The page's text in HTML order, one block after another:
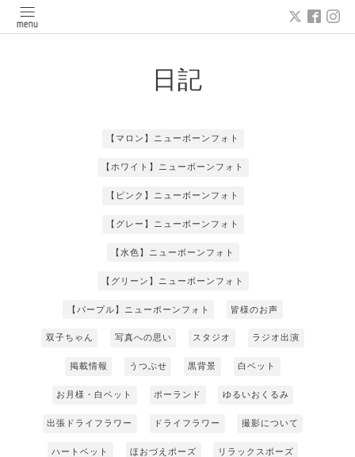
日記
【マロン】ニューボーンフォト
【ホワイト】ニューボーンフォト
【ピンク】ニューボーンフォト
【グレー】ニューボーンフォト
【水色】ニューボーンフォト
【グリーン】ニューボーンフォト
【パープル】ニューボーンフォト 皆様のお声
双子ちゃん 写真への思い スタジオ ラジオ出演
掲載情報 うつぶせ 黒背景 白ベット
お月様・白ベット ポーランド ゆるいおくるみ
出張ドライフラワー ドライフラワー 撮影について
ハートベット ほおづえポーズ リラックスポーズ